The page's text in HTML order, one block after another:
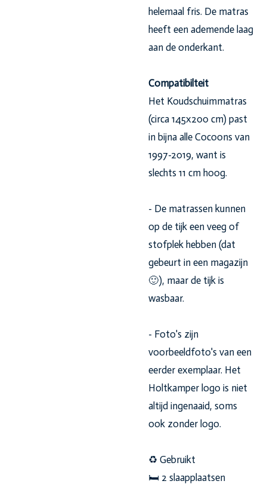
helemaal fris. De matras
heeft een ademende laag
aan de onderkant.
Compatibilteit
Het Koudschuimmatras
(circa 145x200 cm) past
in bijna alle Cocoons van
1997-2019, want is
slechts 11 cm hoog.
- De matrassen kunnen
op de tijk een veeg of
stofplek hebben (dat
gebeurt in een magazijn
🙂), maar de tijk is
wasbaar.
- Foto's zijn
voorbeeldfoto's van een
eerder exemplaar. Het
Holtkamper logo is niet
altijd ingenaaid, soms
ook zonder logo.
♻️ Gebruikt
🛏 2 slaapplaatsen